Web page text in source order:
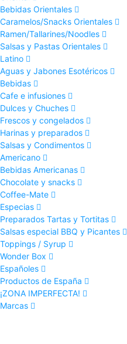
Bebidas Orientales
Caramelos/Snacks Orientales
Ramen/Tallarines/Noodles
Salsas y Pastas Orientales
Latino
Aguas y Jabones Esotéricos
Bebidas
Cafe e infusiones
Dulces y Chuches
Frescos y congelados
Harinas y preparados
Salsas y Condimentos
Americano
Bebidas Americanas
Chocolate y snacks
Coffee-Mate
Especias
Preparados Tartas y Tortitas
Salsas especial BBQ y Picantes
Toppings / Syrup
Wonder Box
Españoles
Productos de España
¡ZONA IMPERFECTA!
Marcas